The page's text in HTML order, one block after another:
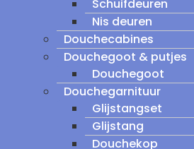
Schuifdeuren
Nis deuren
Douchecabines
Douchegoot & putjes
Douchegoot
Douchegarnituur
Glijstangset
Glijstang
Douchekop